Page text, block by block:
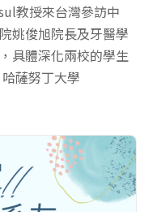
教授來台灣參訪中
姚俊旭院長及牙醫學
具體深化兩校的學生
薩努丁大學